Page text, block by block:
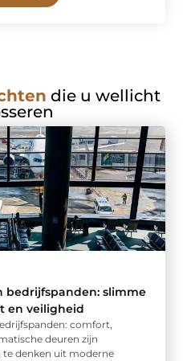
die u wellicht
bedrijfspanden: slimme
en veiligheid
comfort,
deuren zijn
denken uit moderne